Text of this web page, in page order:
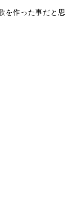
を作った事だと思